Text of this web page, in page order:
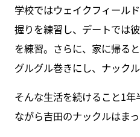
学校ではウェイクフィール
握りを練習し、デートでは
を練習。さらに、家に帰る
グルグル巻きにし、ナック
そんな生活を続けること1
ながら吉田のナックルはま